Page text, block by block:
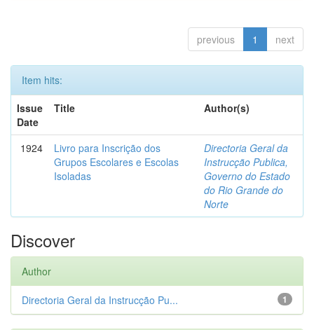
previous 1 next
Item hits:
Issue
Date
Title Author(s)
1924
Livro para Inscrição dos
Grupos Escolares e Escolas
Isoladas
Directoria Geral da
Instrucção Publica,
Governo do Estado
do Rio Grande do
Norte
Discover
Author
1
Directoria Geral da Instrucção Pu...